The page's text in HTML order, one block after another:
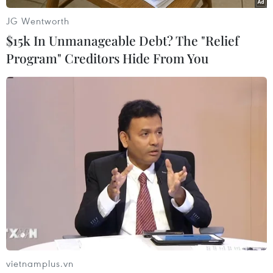
Văn Hưng (Vietnam+)
#Nokia #Máy tính bảng
JG Wentworth
$15k In Unmanageable Debt? The "Relief
Program" Creditors Hide From You
vietnamplus.vn